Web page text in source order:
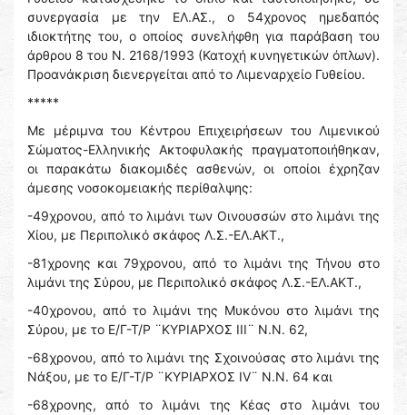
συνεργασία με την ΕΛ.ΑΣ., ο 54χρονος ημεδαπός
ιδιοκτήτης του, ο οποίος συνελήφθη για παράβαση του
άρθρου 8 του Ν. 2168/1993 (Κατοχή κυνηγετικών όπλων).
Προανάκριση διενεργείται από το Λιμεναρχείο Γυθείου.
*****
Με μέριμνα του Κέντρου Επιχειρήσεων του Λιμενικού
Σώματος-Ελληνικής Ακτοφυλακής πραγματοποιήθηκαν,
οι παρακάτω διακομιδές ασθενών, οι οποίοι έχρηζαν
άμεσης νοσοκομειακής περίθαλψης:
-49χρονου, από το λιμάνι των Οινουσσών στο λιμάνι της
Χίου, με Περιπολικό σκάφος Λ.Σ.-ΕΛ.ΑΚΤ.,
-81χρονης και 79χρονου, από το λιμάνι της Τήνου στο
λιμάνι της Σύρου, με Περιπολικό σκάφος Λ.Σ.-ΕΛ.ΑΚΤ.,
-40χρονου, από το λιμάνι της Μυκόνου στο λιμάνι της
Σύρου, με το Ε/Γ-Τ/Ρ ¨ΚΥΡΙΑΡΧΟΣ ΙΙΙ¨ Ν.Ν. 62,
-68χρονου, από το λιμάνι της Σχοινούσας στο λιμάνι της
Νάξου, με το Ε/Γ-Τ/Ρ ¨ΚΥΡΙΑΡΧΟΣ IV¨ Ν.Ν. 64 και
-68χρονης, από το λιμάνι της Κέας στο λιμάνι του